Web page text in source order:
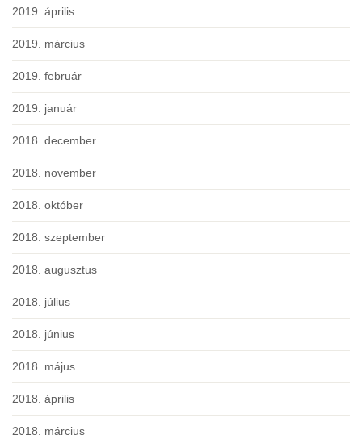
2019. április
2019. március
2019. február
2019. január
2018. december
2018. november
2018. október
2018. szeptember
2018. augusztus
2018. július
2018. június
2018. május
2018. április
2018. március